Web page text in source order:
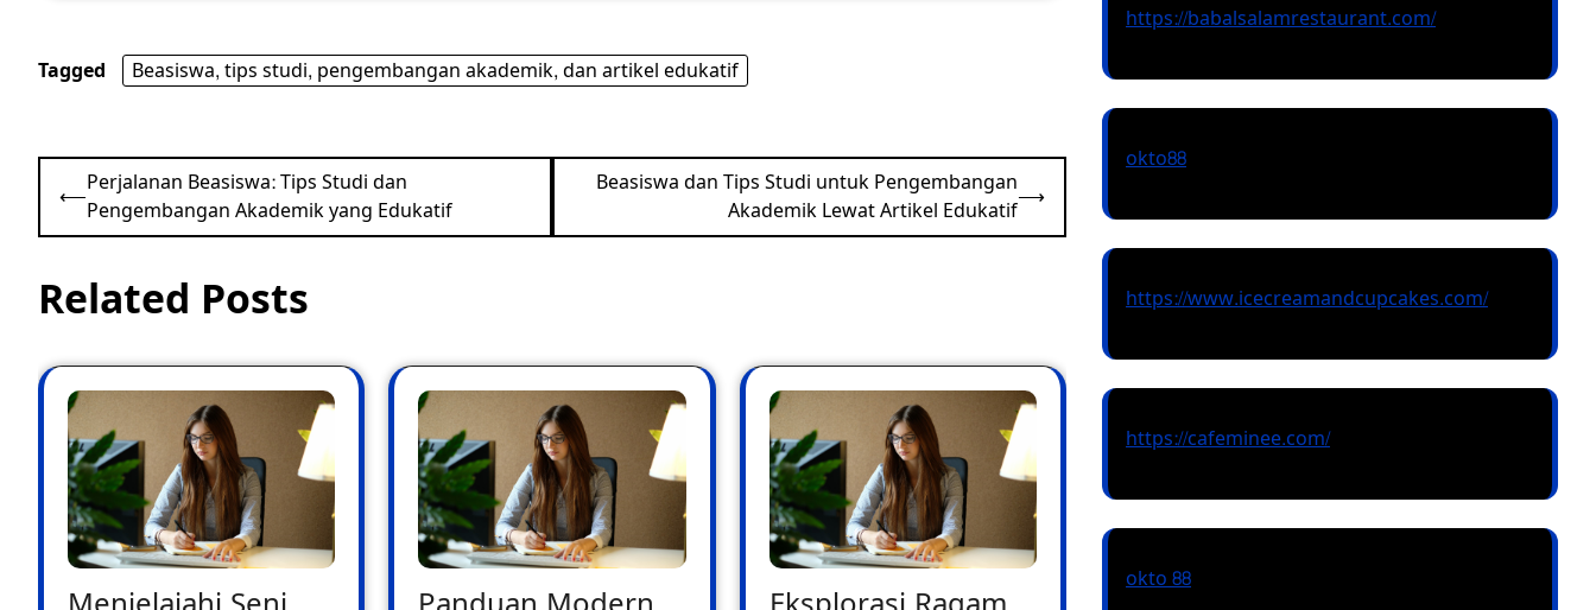
Tagged Beasiswa, tips studi, pengembangan akademik, dan artikel edukatif
Post
navigation
⟵Perjalanan Beasiswa: Tips Studi dan
Pengembangan Akademik yang Edukatif
Beasiswa dan Tips Studi untuk Pengembangan
Akademik Lewat Artikel Edukatif⟶
Related Posts
https://babalsalamrestaurant.com/
okto88
https://www.icecreamandcupcakes.com/
https://cafeminee.com/
okto 88